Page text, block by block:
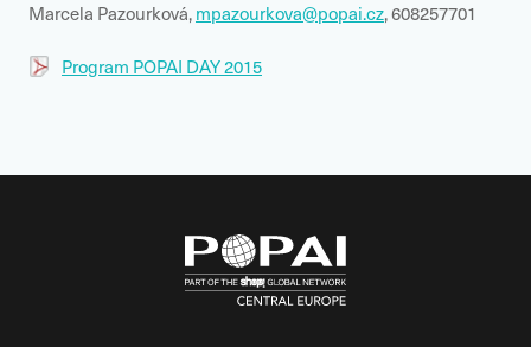
Marcela Pazourková, mpazourkova@popai.cz, 608257701
Program POPAI DAY 2015